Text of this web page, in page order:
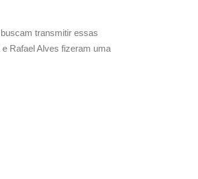
transmitir essas
Rafael Alves fizeram uma